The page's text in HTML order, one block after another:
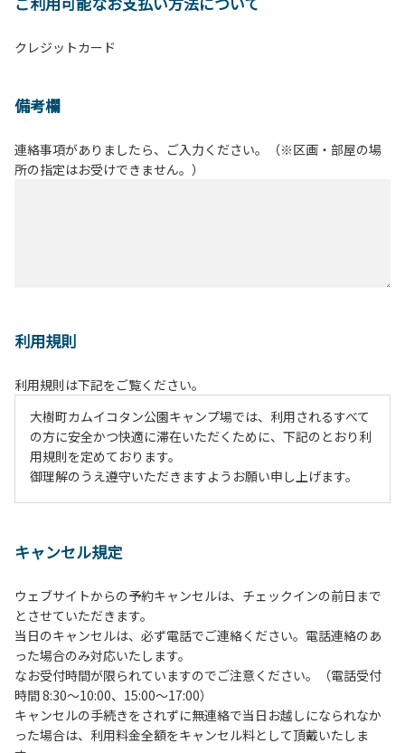
クレジットカード
備考欄
連絡事項がありましたら、ご入力ください。（※区画・部屋の場
所の指定はお受けできません。）
利用規則
利用規則は下記をご覧ください。
大樹町カムイコタン公園キャンプ場では、利用されるすべて
の方に安全かつ快適に滞在いただくために、下記のとおり利
用規則を定めております。
御理解のうえ遵守いただきますようお願い申し上げます。
２、中学生以下だけでの利用はできません。高校生以上の方
３、テントサイト（多目的広場を含む。）の使用は、事前に
予約いただいた方のみで、連泊の方を除き、正午からです。
基本的に、テント1張りにつき1区画の予約をお願いします。
管理棟にてチェックインの手続きを行ってください。午後3
時前にお越しの方は、午後3時になりましたら管理棟にて手
続きを行ってください。午後5時過ぎにお越しの方は、翌朝
手続きを行ってください。
４、車両は、荷物の積み下ろし時以外は、駐車場にとめてく
キャンセル規定
ウェブサイトからの予約キャンセルは、チェックインの前日まで
とさせていただきます。
当日のキャンセルは、必ず電話でご連絡ください。電話連絡のあ
った場合のみ対応いたします。
なお受付時間が限られていますのでご注意ください。（電話受付
時間 8:30～10:00、15:00～17:00）
キャンセルの手続きをされずに無連絡で当日お越しになられなか
った場合は、利用料金全額をキャンセル料として頂戴いたしま